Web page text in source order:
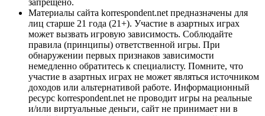
Материалы сайта korrespondent.net предназначены для
лиц старше 21 года (21+). Участие в азартных играх
может вызвать игровую зависимость. Соблюдайте
правила (принципы) ответственной игры. При
обнаружении первых признаков зависимости
немедленно обратитесь к специалисту. Помните, что
участие в азартных играх не может являться источником
доходов или альтернативой работе. Информационный
ресурс korrespondent.net не проводит игры на реальные
и/или виртуальные деньги, сайт не принимает ни в